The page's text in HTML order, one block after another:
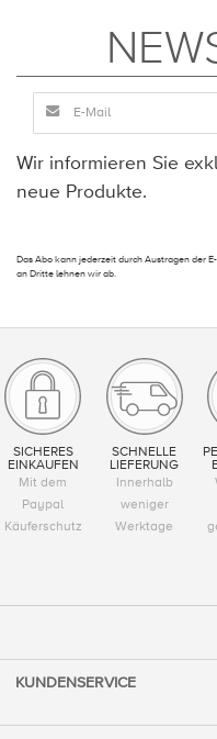
Wir informieren Sie
neue Produkte.
Das Abo kann jederzeit durch Austragen der
an Dritte lehnen wir ab.
SICHERES
EINKAUFEN
Mit dem
Paypal
Käuferschutz
SCHNELLE
LIEFERUNG
Innerhalb
weniger
Werktage
KUNDENSERVICE